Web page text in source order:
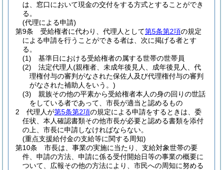
は、窓口において現金の交付をする方式とすることができ
る。
(代理による申請)
第9条
受給権者に代わり、代理人として第5条第2項の規定
による申請を行うことができる者は、次に掲げる者とす
る。
(1)
基準日における受給権者の属する世帯の世帯員
(2)
法定代理人(親権者、未成年後見人、成年後見人、代
理権付与の審判がなされた保佐人及び代理権付与の審判
がなされた補助人をいう。)
(3)
親族その他の平素から受給権者本人の身の回りの世話
をしている者であって、市長が適当と認めるもの
2
代理人が第5条第2項の規定による申請をするときは、委
任状、本人確認書類その他市長が必要と認める書類を添付
の上、市長に申請しなければならない。
(重点支援給付金の支給等に関する周知)
第10条
市長は、事業の実施に当たり、支給対象世帯の要
件、申請の方法、申請に係る受付開始日等の事業の概要に
ついて、広報その他の方法により、市民への周知に努める